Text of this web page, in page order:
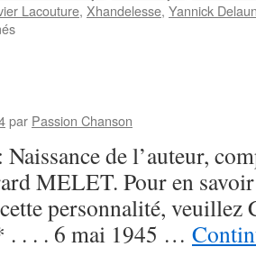
Lacouture, Xhandelesse, Yannick
sur
:
fini
par Passion Chanson
de l’auteur,
MELET. Pour en
personnalité,
. . 6 mai 1945 …